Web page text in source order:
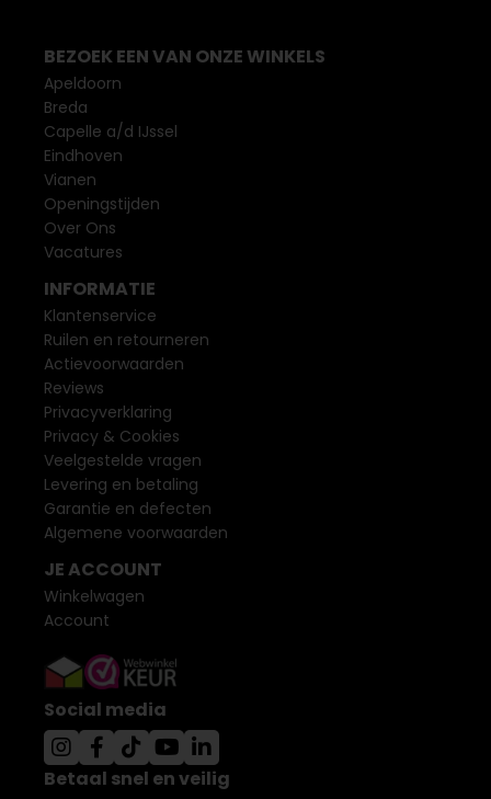
BEZOEK EEN VAN ONZE WINKELS
Apeldoorn
Breda
Capelle a/d IJssel
Eindhoven
Vianen
Openingstijden
Over Ons
Vacatures
INFORMATIE
Klantenservice
Ruilen en retourneren
Actievoorwaarden
Reviews
Privacyverklaring
Privacy & Cookies
Veelgestelde vragen
Levering en betaling
Garantie en defecten
Algemene voorwaarden
JE ACCOUNT
Winkelwagen
Account
Social media
Betaal snel en veilig